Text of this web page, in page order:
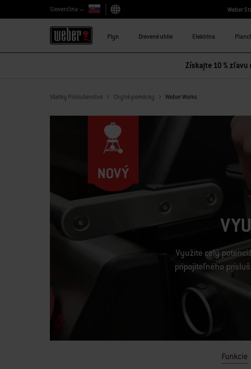
Slovenčina
Vybrať krajinu
Weber
Plyn Drevené uhlie Elektrina
Získajte 10 %
Všetky Príslušenstvo Chytré pomôcky Weber Works
Využite celý
pripojiteľného
Funkcie